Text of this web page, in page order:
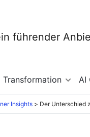
Transformation AI
Insights